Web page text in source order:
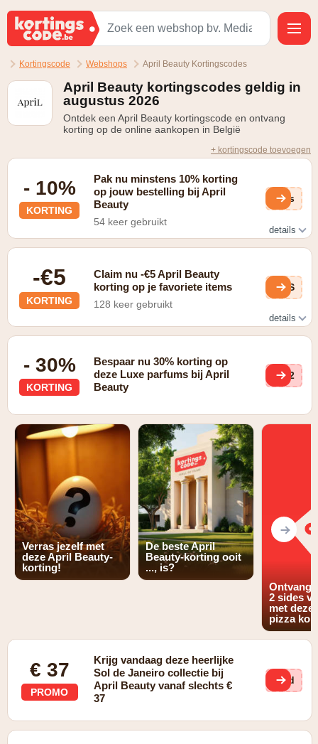
Kortingscode Webshops April Beauty Kortingscodes
April Beauty kortingscodes geldig in
augustus 2026
Ontdek een April Beauty kortingscode en ontvang
korting op de online aankopen in België
+ kortingscode toevoegen
- 10%
KORTING
Pak nu minstens 10% korting
op jouw bestelling bij April
Beauty
54 keer gebruikt
Pds
details
-€5
KORTING
Claim nu -€5 April Beauty
korting op je favoriete items
128 keer gebruikt
k5S
details
- 30%
KORTING
Bespaar nu 30% korting op
deze Luxe parfums bij April
Beauty
cS2
Verras jezelf met
deze April Beauty-
korting!
De beste April
Beauty-korting ooit
..., is?
Ontvang
2 sides
met deze
pizza
€ 37
PROMO
Krijg vandaag deze heerlijke
Sol de Janeiro collectie bij
April Beauty vanaf slechts €
37
lFd